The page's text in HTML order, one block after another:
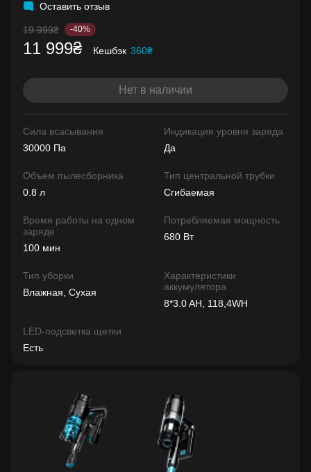
Оставить отзыв
19 999₴ -40%
11 999₴ Кешбэк 360₴
Нет в наличии
Сила всасывания
30000 Па
Индикация уровня заряда
Да
Объем пылесборника
0.8 л
Тип центральной трубки
Сгибаемая
Время работы на одном
заряде
100 мин
Потребляемая мощность
680 Вт
Тип уборки
Влажная, Сухая
Характеристики
аккумулятора
8*3.0 AH, 118,4WH
LED-подсветка щетки
Есть